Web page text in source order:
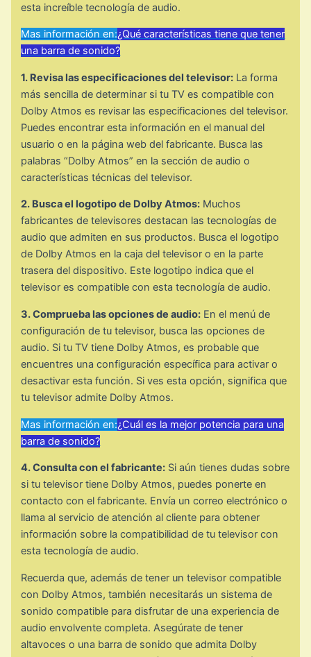
esta increíble tecnología de audio.
Mas información en:¿Qué características tiene que tener
una barra de sonido?
1. Revisa las especificaciones del televisor: La forma
más sencilla de determinar si tu TV es compatible con
Dolby Atmos es revisar las especificaciones del televisor.
Puedes encontrar esta información en el manual del
usuario o en la página web del fabricante. Busca las
palabras “Dolby Atmos” en la sección de audio o
características técnicas del televisor.
2. Busca el logotipo de Dolby Atmos: Muchos
fabricantes de televisores destacan las tecnologías de
audio que admiten en sus productos. Busca el logotipo
de Dolby Atmos en la caja del televisor o en la parte
trasera del dispositivo. Este logotipo indica que el
televisor es compatible con esta tecnología de audio.
3. Comprueba las opciones de audio: En el menú de
configuración de tu televisor, busca las opciones de
audio. Si tu TV tiene Dolby Atmos, es probable que
encuentres una configuración específica para activar o
desactivar esta función. Si ves esta opción, significa que
tu televisor admite Dolby Atmos.
Mas información en:¿Cuál es la mejor potencia para una
barra de sonido?
4. Consulta con el fabricante: Si aún tienes dudas sobre
si tu televisor tiene Dolby Atmos, puedes ponerte en
contacto con el fabricante. Envía un correo electrónico o
llama al servicio de atención al cliente para obtener
información sobre la compatibilidad de tu televisor con
esta tecnología de audio.
Recuerda que, además de tener un televisor compatible
con Dolby Atmos, también necesitarás un sistema de
sonido compatible para disfrutar de una experiencia de
audio envolvente completa. Asegúrate de tener
altavoces o una barra de sonido que admita Dolby